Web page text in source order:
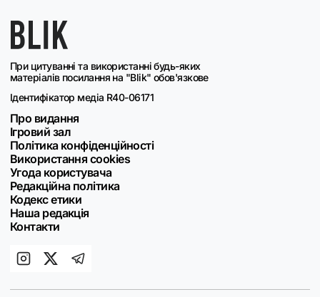
При цитуванні та використанні будь-яких
матеріалів посилання на "Blik" обов'язкове
Ідентифікатор медіа R40-06171
Про видання
Ігровий зал
Політика конфіденційності
Використання cookies
Угода користувача
Редакційна політика
Кодекс етики
Наша редакція
Контакти